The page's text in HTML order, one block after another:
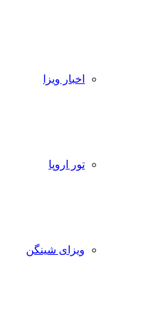
اخبار ویزا
تور اروپا
ویزای شینگن